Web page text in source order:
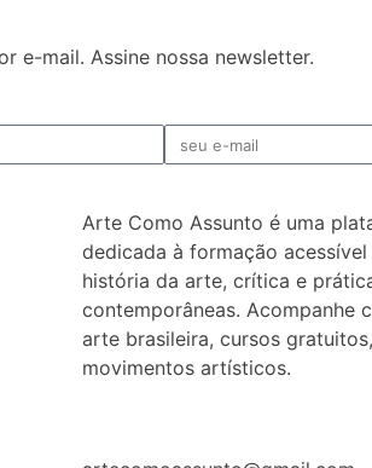
e-mail. Assine nossa newsletter.
Arte Como Assunto é uma
dedicada à formação
história da arte, crítica e
contemporâneas. Acompanhe
arte brasileira, cursos
movimentos artísticos.